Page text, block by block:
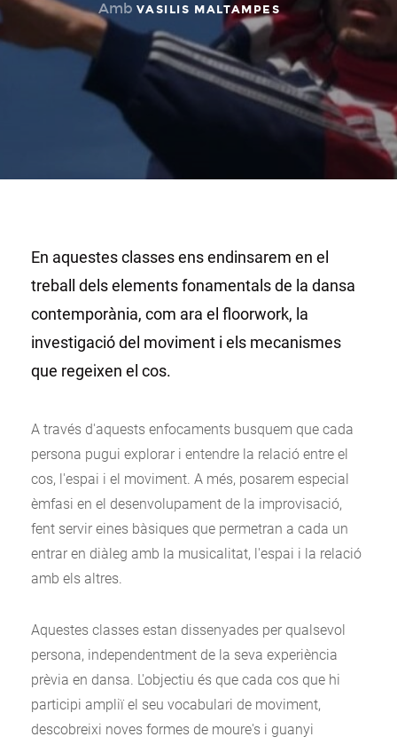
AmbVASILIS MALTAMPES
En aquestes classes ens endinsarem en el
treball dels elements fonamentals de la dansa
contemporània, com ara el floorwork, la
investigació del moviment i els mecanismes
que regeixen el cos.
A través d'aquests enfocaments busquem que cada
persona pugui explorar i entendre la relació entre el
cos, l'espai i el moviment. A més, posarem especial
èmfasi en el desenvolupament de la improvisació,
fent servir eines bàsiques que permetran a cada un
entrar en diàleg amb la musicalitat, l'espai i la relació
amb els altres.
Aquestes classes estan dissenyades per qualsevol
persona, independentment de la seva experiència
prèvia en dansa. L'objectiu és que cada cos que hi
participi ampliï el seu vocabulari de moviment,
descobreixi noves formes de moure's i guanyi